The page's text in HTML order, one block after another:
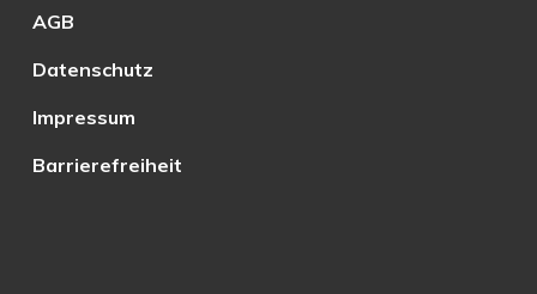
AGB
Datenschutz
Impressum
Barrierefreiheit